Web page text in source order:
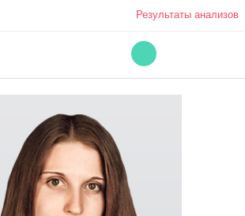
Результаты анализов